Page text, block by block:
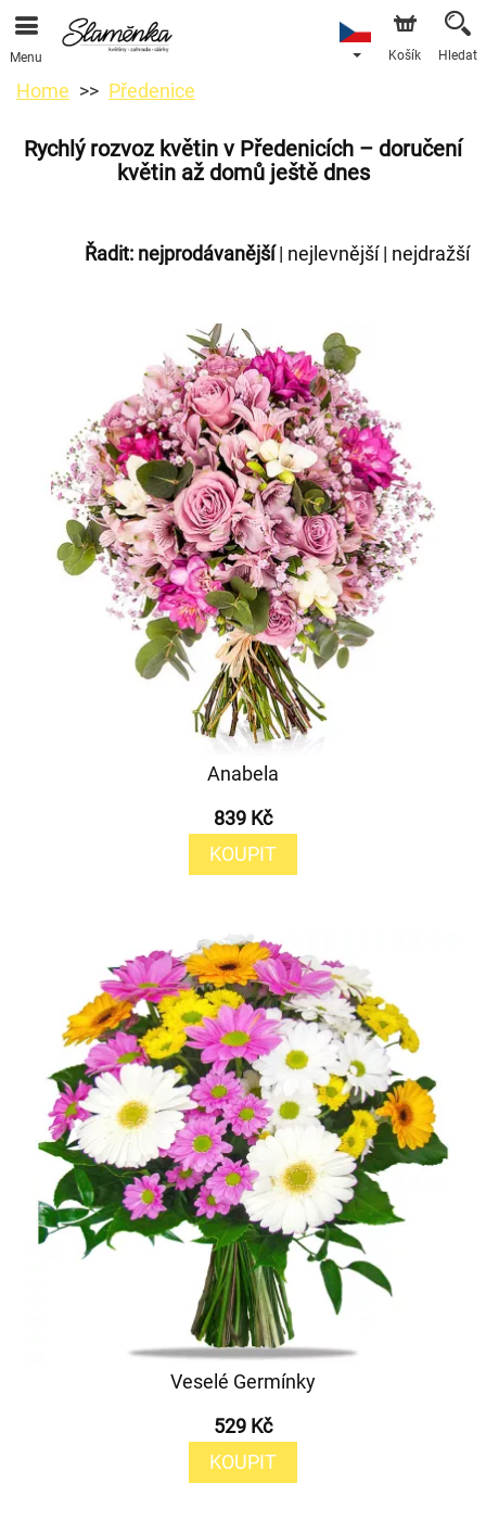
Menu Košík Hledat
Home Předenice
Rychlý rozvoz květin v Předenicích – doručení
květin až domů ještě dnes
Řadit: nejprodávanější| nejlevnější| nejdražší
Anabela
839 Kč
KOUPIT
Veselé Germínky
529 Kč
KOUPIT